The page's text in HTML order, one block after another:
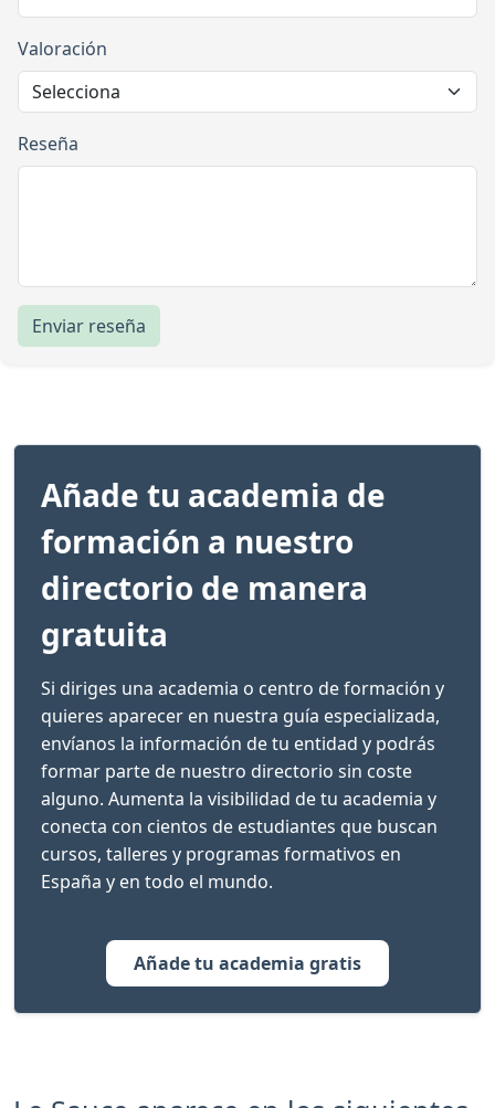
Valoración
Reseña
Enviar reseña
Añade tu academia de
formación a nuestro
directorio de manera
gratuita
Si diriges una academia o centro de formación y
quieres aparecer en nuestra guía especializada,
envíanos la información de tu entidad y podrás
formar parte de nuestro directorio sin coste
alguno. Aumenta la visibilidad de tu academia y
conecta con cientos de estudiantes que buscan
cursos, talleres y programas formativos en
España y en todo el mundo.
Añade tu academia gratis